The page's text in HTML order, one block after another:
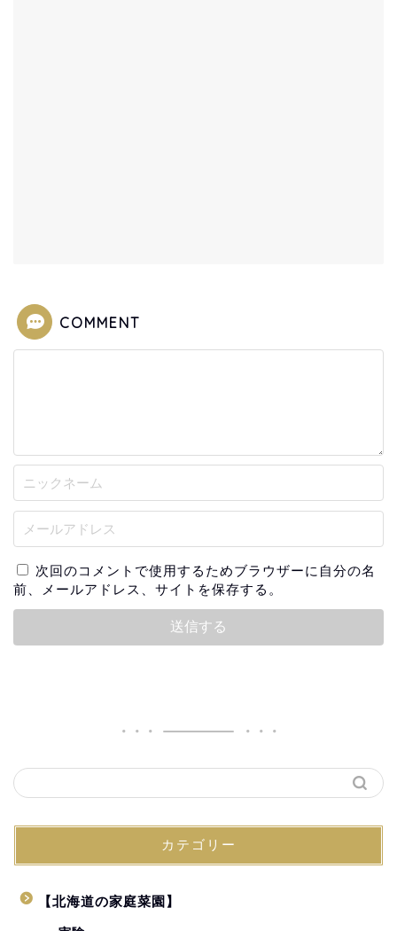
COMMENT
次回のコメントで使用するためブラウザーに自分の名
前、メールアドレス、サイトを保存する。
カテゴリー
【北海道の家庭菜園】